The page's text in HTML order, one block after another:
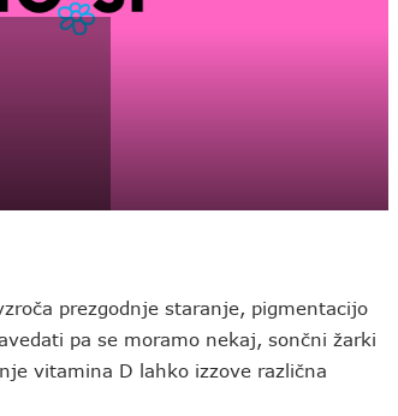
prezgodnje staranje, pigmentacijo
pa se moramo nekaj, sončni žarki
vitamina D lahko izzove različna